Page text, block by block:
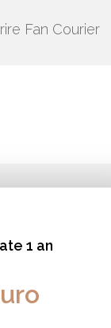
Fan Courier
1 an